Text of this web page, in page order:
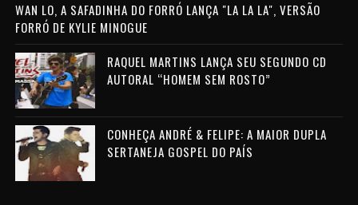
WAN LO, A SAFADINHA DO FORRÓ LANÇA "LA LA LA", VERSÃO
FORRÓ DE KYLIE MINOGUE
RAQUEL MARTINS LANÇA SEU SEGUNDO CD
AUTORAL “HOMEM SEM ROSTO”
CONHEÇA ANDRÉ & FELIPE: A MAIOR DUPLA
SERTANEJA GOSPEL DO PAÍS